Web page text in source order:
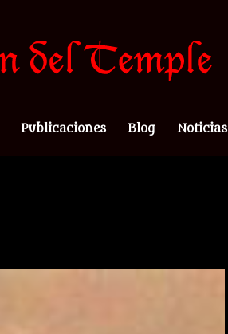
Publicaciones Blog Noticias